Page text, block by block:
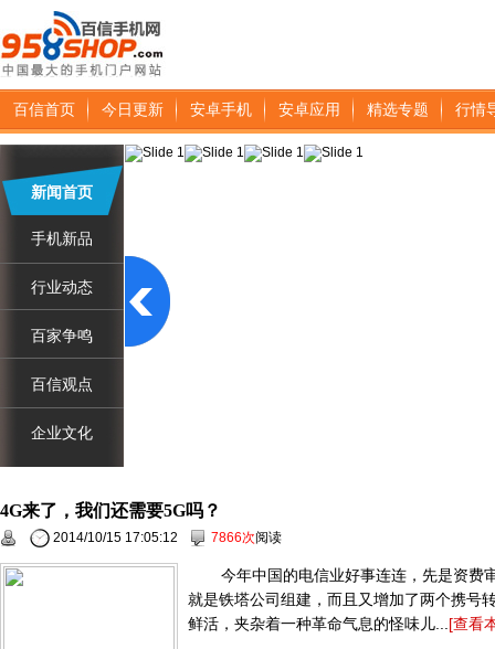
百信首页 今日更新 安卓手机 安卓应用 精选专题 行情
新闻首页
手机新品
行业动态
百家争鸣
百信观点
企业文化
4G来了，我们还需要5G吗？
2014/10/15 17:05:12 7866次阅读
今年中国的电信业好事连连，先是资费
就是铁塔公司组建，而且又增加了两个携号
鲜活，夹杂着一种革命气息的怪味儿... [查看